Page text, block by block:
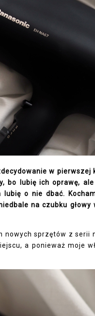
w pierwszej
bo lubię ich oprawę,
o nie dbać.
na czubku
nowych sprzętów z serii
a ponieważ moje